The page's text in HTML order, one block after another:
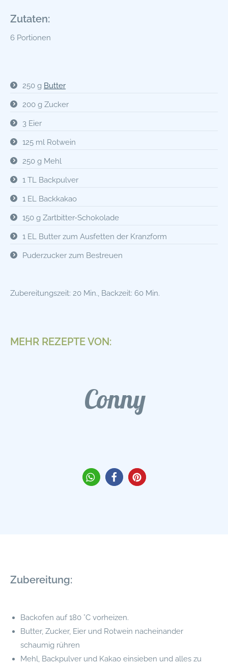
Zutaten:
6 Portionen
250 g Butter
200 g Zucker
3 Eier
125 ml Rotwein
250 g Mehl
1 TL Backpulver
1 EL Backkakao
150 g Zartbitter-Schokolade
1 EL Butter zum Ausfetten der Kranzform
Puderzucker zum Bestreuen
Zubereitungszeit: 20 Min., Backzeit: 60 Min.
MEHR REZEPTE VON:
Conny
Zubereitung:
Backofen auf 180 °C vorheizen.
Butter, Zucker, Eier und Rotwein nacheinander
schaumig rühren
Mehl, Backpulver und Kakao einsieben und alles zu